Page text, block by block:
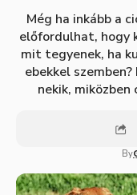
Még ha inkább a
előfordulhat, hogy
mit tegyenek, ha
ebekkel
nekik,
By